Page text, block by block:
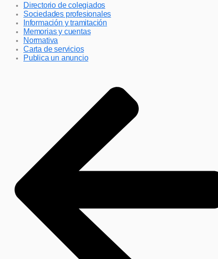
Directorio de colegiados
Sociedades profesionales
Información y tramitación
Memorias y cuentas
Normativa
Carta de servicios
Publica un anuncio